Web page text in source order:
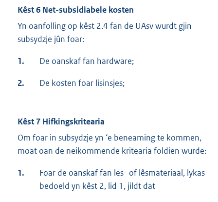
Kêst 6 Net-subsidiabele kosten
Yn oanfolling op kêst 2.4 fan de UAsv wurdt gjin
subsydzje jûn foar:
1. De oanskaf fan hardware;
2. De kosten foar lisinsjes;
Kêst 7 Hifkingskritearia
Om foar in subsydzje yn ‘e beneaming te kommen,
moat oan de neikommende kritearia foldien wurde:
1.
Foar de oanskaf fan les- of lêsmateriaal, lykas
bedoeld yn kêst 2, lid 1, jildt dat